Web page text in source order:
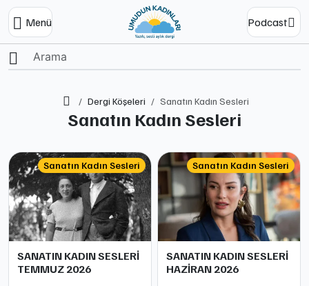
Menü Podcast
Ana SayfaDergi Köşeleri Sanatın Kadın Sesleri
Sanatın Kadın Sesleri
Sanatın Kadın Sesleri
SANATIN KADIN SESLERİ
TEMMUZ 2026
Sanatın Kadın Sesleri
SANATIN KADIN SESLERİ
HAZİRAN 2026